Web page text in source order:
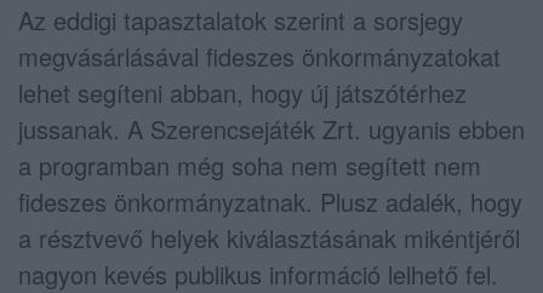
Az eddigi tapasztalatok szerint a sorsjegy
megvásárlásával fideszes önkormányzatokat
lehet segíteni abban, hogy új játszótérhez
jussanak. A Szerencsejáték Zrt. ugyanis ebben
a programban még soha nem segített nem
fideszes önkormányzatnak. Plusz adalék, hogy
a résztvevő helyek kiválasztásának mikéntjéről
nagyon kevés publikus információ lelhető fel.